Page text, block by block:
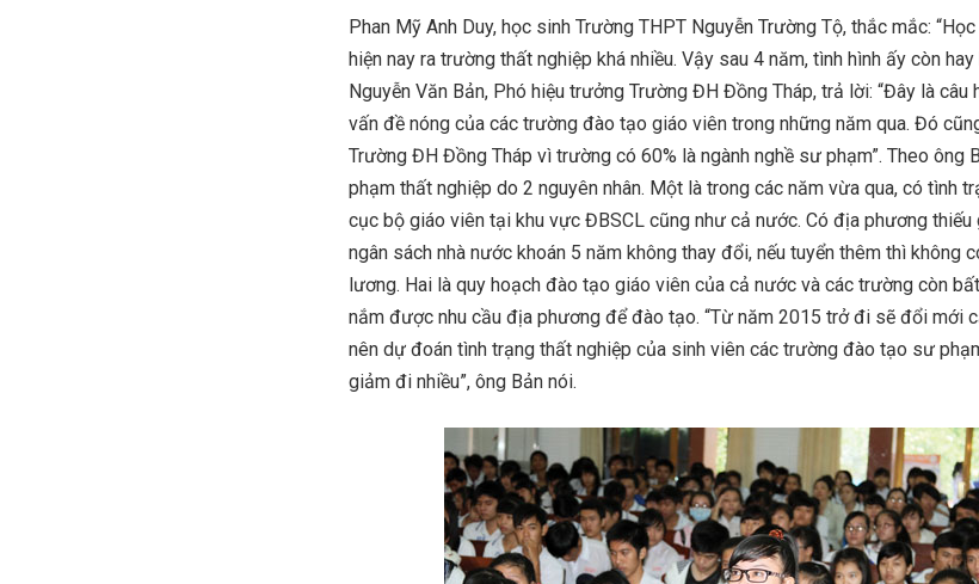
Phan Mỹ Anh Duy, học sinh Trường THPT Nguyễn Trường Tộ, thắc mắc:
hiện nay ra trường thất nghiệp khá nhiều. Vậy sau 4 năm, tình hình ấy còn hay
Nguyễn Văn Bản, Phó hiệu trưởng Trường ĐH Đồng Tháp, trả lời: “Đây là câu
vấn đề nóng của các trường đào tạo giáo viên trong những năm qua. Đó
Trường ĐH Đồng Tháp vì trường có 60% là ngành nghề sư phạm”. Theo ông
phạm thất nghiệp do 2 nguyên nhân. Một là trong các năm vừa qua, có tình
cục bộ giáo viên tại khu vực ĐBSCL cũng như cả nước. Có địa phương thiếu
ngân sách nhà nước khoán 5 năm không thay đổi, nếu tuyển thêm thì không
lương. Hai là quy hoạch đào tạo giáo viên của cả nước và các trường còn
nắm được nhu cầu địa phương để đào tạo. “Từ năm 2015 trở đi sẽ đổi mới
nên dự đoán tình trạng thất nghiệp của sinh viên các trường đào tạo sư
giảm đi nhiều”, ông Bản nói.